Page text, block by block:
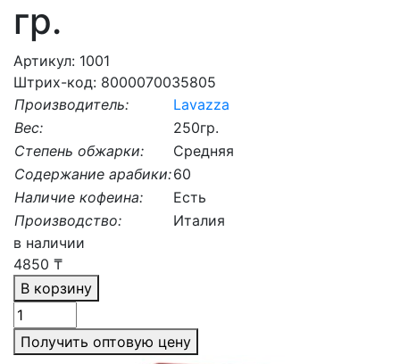
гр.
Артикул: 1001
Штрих-код: 8000070035805
Производитель:
Lavazza
Вес:
250гр.
Степень обжарки:
Средняя
Содержание арабики:60
Наличие кофеина:
Есть
Производство:
Италия
в наличии
4850 ₸
В корзину
Получить оптовую цену